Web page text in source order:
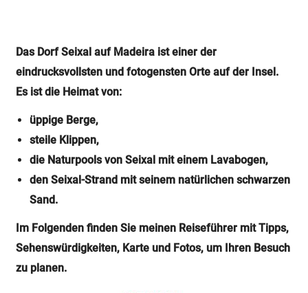
Das Dorf Seixal auf Madeira ist einer der
eindrucksvollsten und fotogensten Orte auf der Insel.
Es ist die Heimat von:
üppige Berge,
steile Klippen,
die Naturpools von Seixal mit einem Lavabogen,
den Seixal-Strand mit seinem natürlichen schwarzen
Sand.
Im Folgenden finden Sie meinen Reiseführer mit Tipps,
Sehenswürdigkeiten, Karte und Fotos, um Ihren Besuch
zu planen.